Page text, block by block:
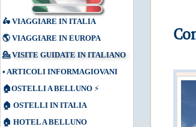
🛵 VIAGGIARE IN ITALIA
🌎 VIAGGIARE IN EUROPA
💁 VISITE GUIDATE IN ITALIANO
• ARTICOLI INFORMAGIOVANI
🏠OSTELLI A BELLUNO ⚡
🏠 OSTELLI IN ITALIA
🏠 HOTEL A BELLUNO